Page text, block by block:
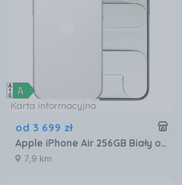
Karta informacyjna
od 3 699 zł
Apple iPhone Air 256GB Biały obłok
7,9 km